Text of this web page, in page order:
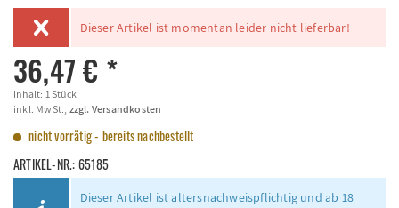
Dieser Artikel ist momentan leider nicht lieferbar!
36,47 € *
Inhalt: 1 Stück
inkl. MwSt., zzgl. Versandkosten
nicht vorrätig - bereits nachbestellt
ARTIKEL-NR.:65185
Dieser Artikel ist altersnachweispflichtig und ab 18